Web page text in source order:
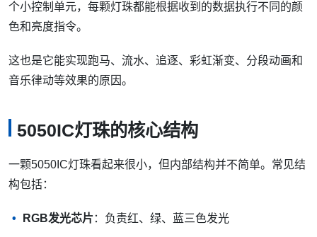
个小控制单元，每颗灯珠都能根据收到的数据执行不同的颜
色和亮度指令。
这也是它能实现跑马、流水、追逐、彩虹渐变、分段动画和
音乐律动等效果的原因。
5050IC灯珠的核心结构
一颗5050IC灯珠看起来很小，但内部结构并不简单。常见结
构包括：
RGB发光芯片：负责红、绿、蓝三色发光